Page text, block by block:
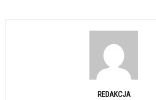
REDAKCJA